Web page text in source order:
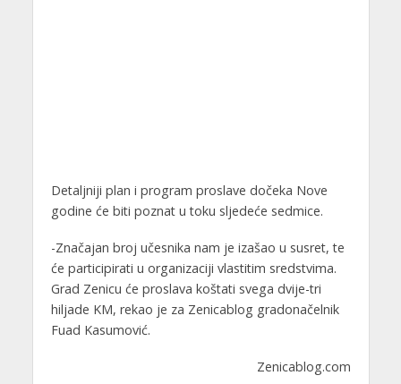
Detaljniji plan i program proslave dočeka Nove
godine će biti poznat u toku sljedeće sedmice.
-Značajan broj učesnika nam je izašao u susret, te
će participirati u organizaciji vlastitim sredstvima.
Grad Zenicu će proslava koštati svega dvije-tri
hiljade KM, rekao je za Zenicablog gradonačelnik
Fuad Kasumović.
Zenicablog.com